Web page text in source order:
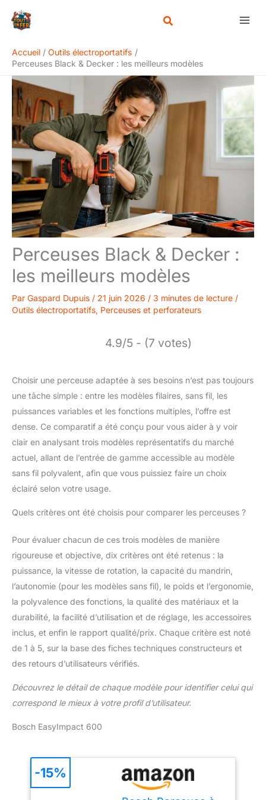
Accueil
Outils électroportatifs
Perceuses Black & Decker : les meilleurs modèles
Perceuses Black & Decker :
les meilleurs modèles
Par Gaspard Dupuis / 21 juin 2026 / 3 minutes de lecture /
Outils électroportatifs, Perceuses et perforateurs
4.9/5 - (7 votes)
Choisir une perceuse adaptée à ses besoins n’est pas toujours
une tâche simple : entre les modèles filaires, sans fil, les
puissances variables et les fonctions multiples, l’offre est
dense. Ce comparatif a été conçu pour vous aider à y voir
clair en analysant trois modèles représentatifs du marché
actuel, allant de l’entrée de gamme accessible au modèle
sans fil polyvalent, afin que vous puissiez faire un choix
éclairé selon votre usage.
Quels critères ont été choisis pour comparer les perceuses ?
Pour évaluer chacun de ces trois modèles de manière
rigoureuse et objective, dix critères ont été retenus : la
puissance, la vitesse de rotation, la capacité du mandrin,
l’autonomie (pour les modèles sans fil), le poids et l’ergonomie,
la polyvalence des fonctions, la qualité des matériaux et la
durabilité, la facilité d’utilisation et de réglage, les accessoires
inclus, et enfin le rapport qualité/prix. Chaque critère est noté
de 1 à 5, sur la base des fiches techniques constructeurs et
des retours d’utilisateurs vérifiés.
Découvrez le détail de chaque modèle pour identifier celui qui
correspond le mieux à votre profil d’utilisateur.
Bosch EasyImpact 600
-15%